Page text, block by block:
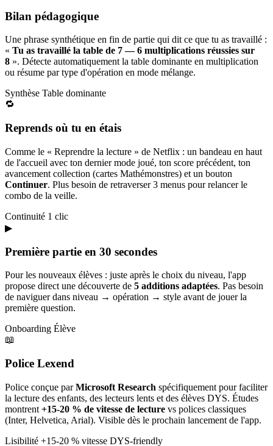
Bilan pédagogique
Une phrase synthétique en fin de partie qui dit ce que tu as travaillé :
« Tu as travaillé la table de 7 — 6 multiplications réussies sur
8 ». Détecte automatiquement la table dominante en multiplication
ou résume par type d'opération en mode mélange.
Synthèse Table dominante
🔁
Reprends où tu en étais
Comme le « Reprendre la lecture » de Netflix : un bandeau en haut
de l'accueil avec ton dernier mode joué, ton score précédent, ton
avancement collection (cartes Mathémonstres) et un bouton
Continuer. Plus besoin de retraverser 3 menus pour relancer le
combo de la veille.
Continuité 1 clic
▶
Première partie en 30 secondes
Pour les nouveaux élèves : juste après le choix du niveau, l'app
propose direct une découverte de 5 additions adaptées. Pas besoin
de naviguer dans niveau → opération → style avant de jouer la
première question.
Onboarding Élève
📖
Police Lexend
Police conçue parMicrosoft Research spécifiquement pour faciliter
la lecture des enfants, des lecteurs lents et des élèves DYS. Études
montrent +15-20 % de vitesse de lecture vs polices classiques
(Inter, Helvetica, Arial). Visible dès le prochain lancement de l'app.
Lisibilité +15-20 % vitesse DYS-friendly